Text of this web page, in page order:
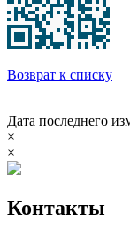
Возврат к списку
Дата последнего
×
×
Контакты